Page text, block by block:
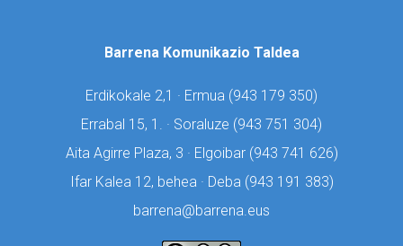
Barrena Komunikazio Taldea
Erdikokale 2,1 · Ermua (943 179 350)
Errabal 15, 1. · Soraluze (943 751 304)
Aita Agirre Plaza, 3 · Elgoibar (943 741 626)
Ifar Kalea 12, behea · Deba (943 191 383)
barrena@barrena.eus